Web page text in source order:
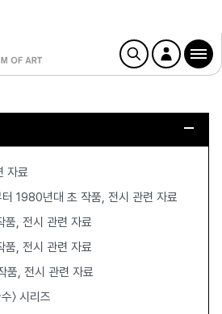
자료
1980년대 초 작품, 전시 관련 자료
, 전시 관련 자료
, 전시 관련 자료
, 전시 관련 자료
〉 시리즈